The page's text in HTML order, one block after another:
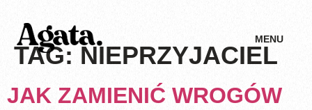
MENU
TAG: NIEPRZYJACIEL
JAK ZAMIENIĆ WROGÓW